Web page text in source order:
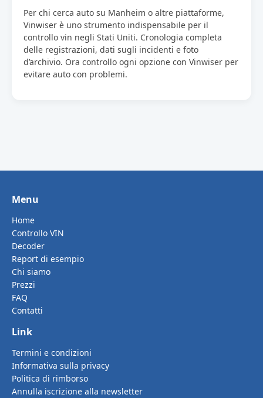
Per chi cerca auto su Manheim o altre piattaforme,
Vinwiser è uno strumento indispensabile per il
controllo vin negli Stati Uniti. Cronologia completa
delle registrazioni, dati sugli incidenti e foto
d’archivio. Ora controllo ogni opzione con Vinwiser per
evitare auto con problemi.
Menu
Home
Controllo VIN
Decoder
Report di esempio
Chi siamo
Prezzi
FAQ
Contatti
Link
Termini e condizioni
Informativa sulla privacy
Politica di rimborso
Annulla iscrizione alla newsletter